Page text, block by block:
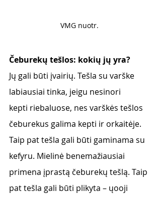
VMG nuotr.
Čeburekų tešlos: kokių jų yra?
Jų gali būti įvairių. Tešla su varške
labiausiai tinka, jeigu nesinori
kepti riebaluose, nes varškės tešlos
čeburekus galima kepti ir orkaitėje.
Taip pat tešla gali būti gaminama su
kefyru. Mielinė benemažiausiai
primena įprastą čeburekų tešlą. Taip
pat tešla gali būti plikyta – ųooji